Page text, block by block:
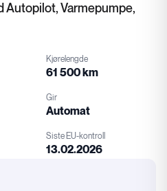
Autopilot, Varmepumpe,
Kjørelengde
61 500 km
Gir
Automat
Siste EU-kontroll
13.02.2026